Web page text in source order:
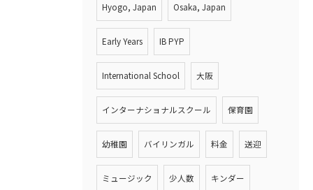
Hyogo, Japan Osaka, Japan
Early Years IB PYP
International School 大阪
インターナショナルスクール 保育園
幼稚園 バイリンガル 料金 送迎
ミュージック 少人数 キンダー